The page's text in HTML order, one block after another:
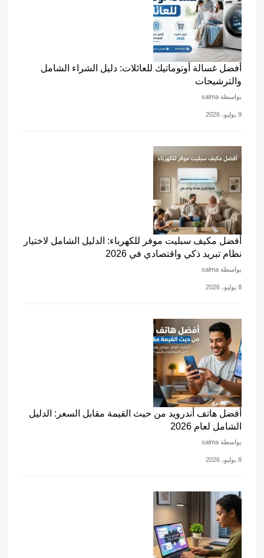
أفضل غسالة أوتوماتيك للعائلات: دليل الشراء الشامل
والترشيحات
بواسطة salma
9 يوليو، 2026
أفضل مكيف سبليت موفر للكهرباء: الدليل الشامل لاختيار
نظام تبريد ذكي واقتصادي في 2026
بواسطة salma
8 يوليو، 2026
أفضل هاتف أندرويد من حيث القيمة مقابل السعر: الدليل
الشامل لعام 2026
بواسطة salma
8 يوليو، 2026